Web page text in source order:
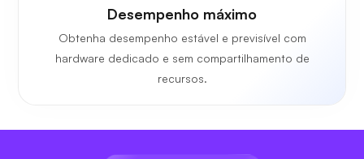
Desempenho máximo
Obtenha desempenho estável e previsível com
hardware dedicado e sem compartilhamento de
recursos.